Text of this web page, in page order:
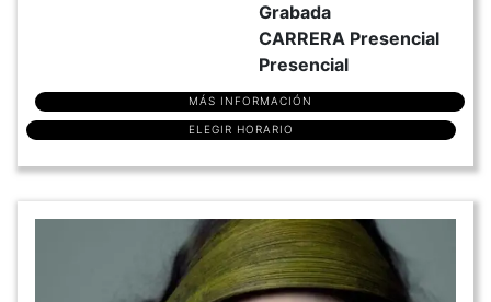
Grabada
CARRERA Presencial
Presencial
MÁS INFORMACIÓN
ELEGIR HORARIO